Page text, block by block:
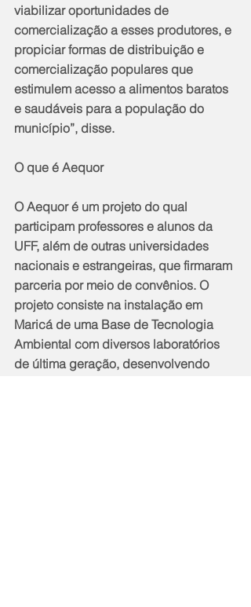
viabilizar oportunidades de
comercialização a esses produtores, e
propiciar formas de distribuição e
comercialização populares que
estimulem acesso a alimentos baratos
e saudáveis para a população do
município”, disse.
O que é Aequor
O Aequor é um projeto do qual
participam professores e alunos da
UFF, além de outras universidades
nacionais e estrangeiras, que firmaram
parceria por meio de convênios. O
projeto consiste na instalação em
Maricá de uma Base de Tecnologia
Ambiental com diversos laboratórios
de última geração, desenvolvendo